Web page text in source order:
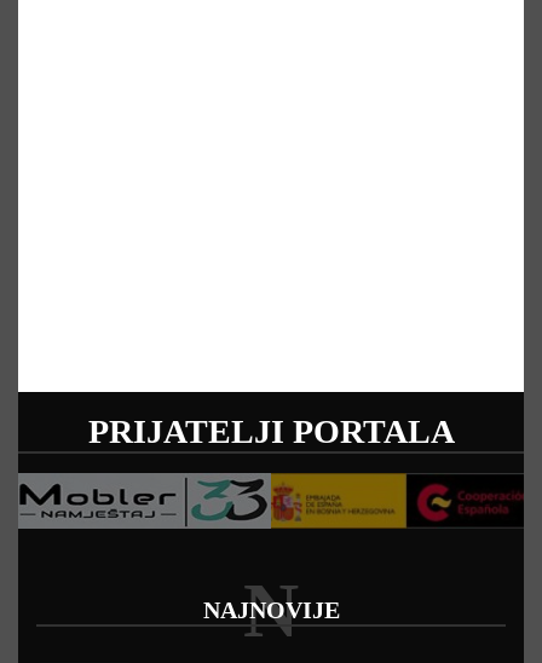
PRIJATELJI PORTALA
NAJNOVIJE
N